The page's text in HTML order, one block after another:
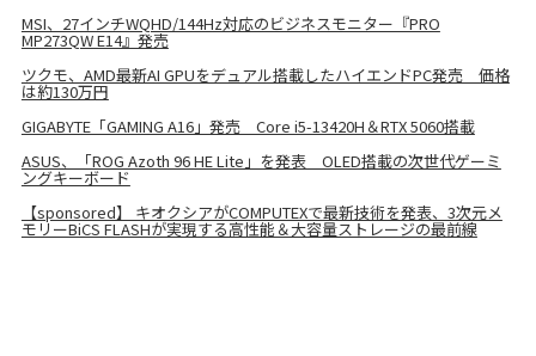
MSI、27インチWQHD/144Hz対応のビジネスモニター『PRO
MP273QW E14』発売
ツクモ、AMD最新AI GPUをデュアル搭載したハイエンドPC発売 価格
は約130万円
GIGABYTE「GAMING A16」発売 Core i5-13420H＆RTX 5060搭載
ASUS、「ROG Azoth 96 HE Lite」を発表 OLED搭載の次世代ゲーミ
ングキーボード
【sponsored】 キオクシアがCOMPUTEXで最新技術を発表、3次元メ
モリーBiCS FLASHが実現する高性能＆大容量ストレージの最前線